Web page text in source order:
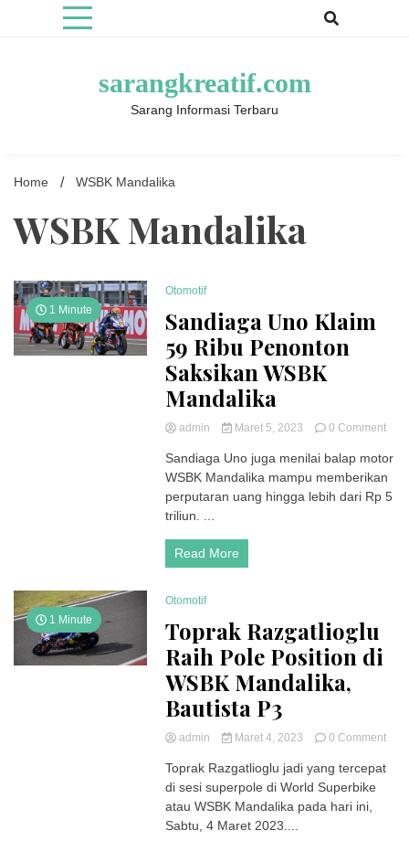
sarangkreatif.com
Sarang Informasi Terbaru
Home WSBK Mandalika
WSBK Mandalika
1 Minute
Otomotif
Sandiaga Uno Klaim
59 Ribu Penonton
Saksikan WSBK
Mandalika
admin Maret 5, 2023 0 Commenton
Uno
59
Sandiaga Uno juga menilai balap motor
WSBK Mandalika mampu memberikan
perputaran uang hingga lebih dari Rp 5
triliun. ...
Read More
1 Minute
Otomotif
Toprak Razgatlioglu
Raih Pole Position di
WSBK Mandalika,
Bautista P3
admin Maret 4, 2023 0 Commenton
Toprak Razgatlioglu jadi yang tercepat
di sesi superpole di World Superbike
atau WSBK Mandalika pada hari ini,
Sabtu, 4 Maret 2023....